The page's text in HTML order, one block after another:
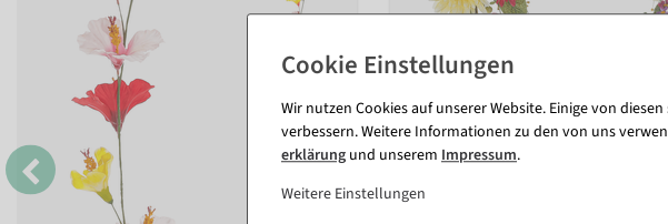
Wir nutzen Cookies auf unserer Website. Einige von
verbessern. Weitere Informationen zu den von uns
erklärung und unserem Impressum.
Weitere Einstellungen